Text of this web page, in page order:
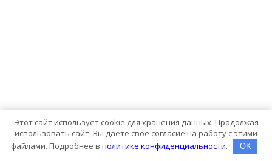
Этот сайт использует cookie для хранения данных. Продолжая
использовать сайт, Вы даете свое согласие на работу с этими
файлами. Подробнее в политике конфиденциальности. OK